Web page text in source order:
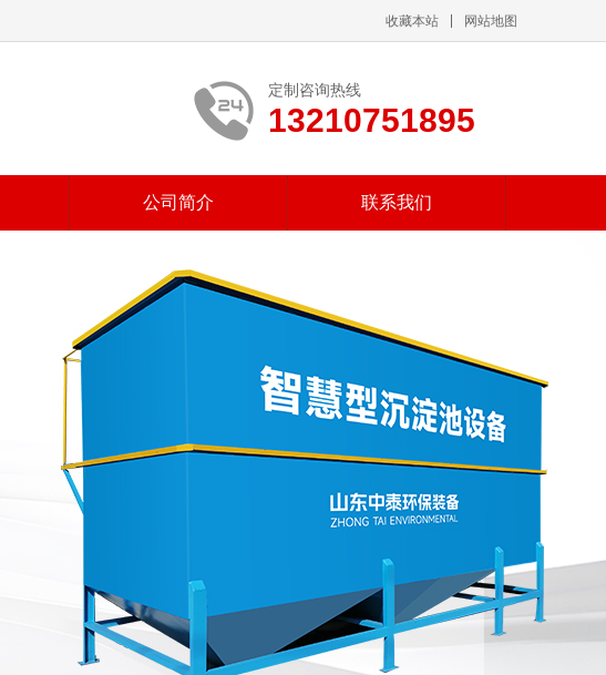
收藏本站 网站地图
定制咨询热线
13210751895
公司简介 联系我们